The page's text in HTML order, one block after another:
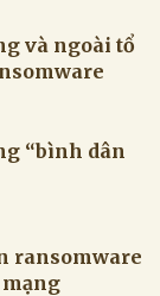
và ngoài tổ
“bình dân
ransomware